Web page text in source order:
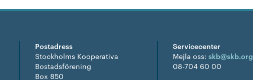
Postadress
Stockholms Kooperativa
Bostadsförening
Box 850
Servicecenter
Mejla oss: skb@skb.org
08-704 60 00